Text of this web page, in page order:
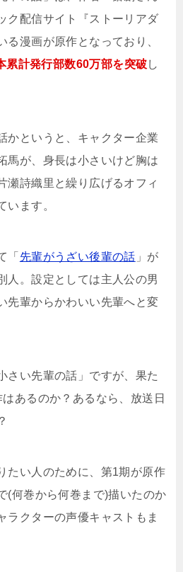
ク配信サイト『ストーリアダ
る漫画が原作となっており、
累計発行部数60万部を突破し
かというと、キャクター企業
馬が、身長は小さいけど胸は
瀬詩織里と繰り広げるオフィ
います。
「 先輩がうざい後輩の話 」が
人。設定としては主人公の男
先輩からかわいい先輩へと変
さい先輩の話」ですが、果た
あるのか？あるなら、放送日
たい人のために、第1期が原作
(何巻から何巻まで)描いたのか
ラクターの声優キャストもま